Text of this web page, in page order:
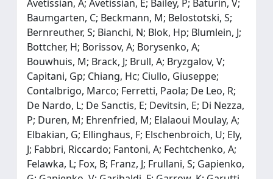
Avetissian, A; Avetissian, E; Bailey, P; Baturin, V;
Baumgarten, C; Beckmann, M; Belostotski, S;
Bernreuther, S; Bianchi, N; Blok, Hp; Blumlein, J;
Bottcher, H; Borissov, A; Borysenko, A;
Bouwhuis, M; Brack, J; Brull, A; Bryzgalov, V;
Capitani, Gp; Chiang, Hc; Ciullo, Giuseppe;
Contalbrigo, Marco; Ferretti, Paola; De Leo, R;
De Nardo, L; De Sanctis, E; Devitsin, E; Di Nezza,
P; Duren, M; Ehrenfried, M; Elalaoui Moulay, A;
Elbakian, G; Ellinghaus, F; Elschenbroich, U; Ely,
J; Fabbri, Riccardo; Fantoni, A; Fechtchenko, A;
Felawka, L; Fox, B; Franz, J; Frullani, S; Gapienko,